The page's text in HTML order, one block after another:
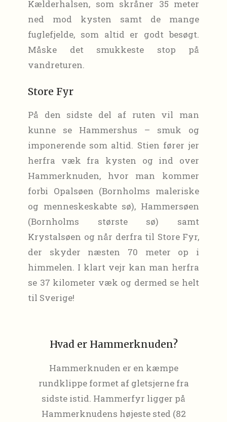
Kælderhalsen, som skråner 35 meter
ned mod kysten samt de mange
fuglefjelde, som altid er godt besøgt.
Måske det smukkeste stop på
vandreturen.
Store Fyr
På den sidste del af ruten vil man
kunne se Hammershus – smuk og
imponerende som altid. Stien fører jer
herfra væk fra kysten og ind over
Hammerknuden, hvor man kommer
forbi Opalsøen (Bornholms maleriske
og menneskeskabte sø), Hammersøen
(Bornholms største sø) samt
Krystalsøen og når derfra til Store Fyr,
der skyder næsten 70 meter op i
himmelen. I klart vejr kan man herfra
se 37 kilometer væk og dermed se helt
til Sverige!
Hvad er Hammerknuden?
Hammerknuden er en kæmpe
rundklippe formet af gletsjerne fra
sidste istid. Hammerfyr ligger på
Hammerknudens højeste sted (82